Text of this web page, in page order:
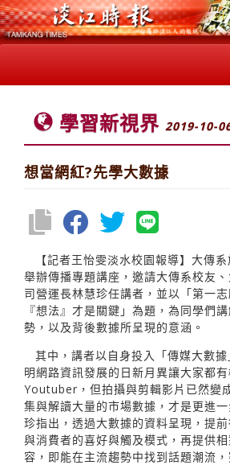
學習新視界 2019-10-
想當網紅?先學大數據
【記者王怡雯淡水校園報導】大傳
舉辦傳播專題講座，邀請大傳系校友
司營運長林慧珍任講者，並以「第一
『想法』才是關鍵」為題，為同學們
勢，以及背後數據所呈現的意涵。
其中，講者以自身投入「傳媒大數
明網路資訊發展的日新月異讓大家都
Youtuber，但拍攝與剪輯影片已然變
集與解讀大量的市場數據，才是更進
珍指出，透過大數據的資料呈現，提
與消費者的喜好與觸及模式，再提供
容，即能在主流趨勢中找到話題潮流，